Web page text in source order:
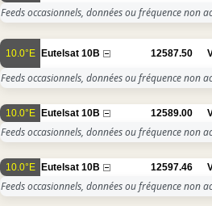
Feeds occasionnels, données ou fréquence non
10.0°E Eutelsat 10B 12587.50
Feeds occasionnels, données ou fréquence non
10.0°E Eutelsat 10B 12589.00
Feeds occasionnels, données ou fréquence non
10.0°E Eutelsat 10B 12597.46
Feeds occasionnels, données ou fréquence non